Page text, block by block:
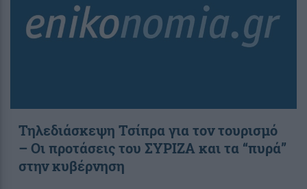
Τηλεδιάσκεψη Τσίπρα για τον τουρισμό
– Οι προτάσεις του ΣΥΡΙΖΑ και τα “πυρά”
στην κυβέρνηση